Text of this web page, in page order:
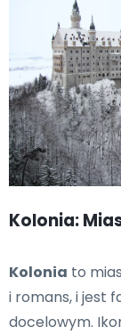
Kolonia:
Kolonia to
i romans, i jest
docelowym.